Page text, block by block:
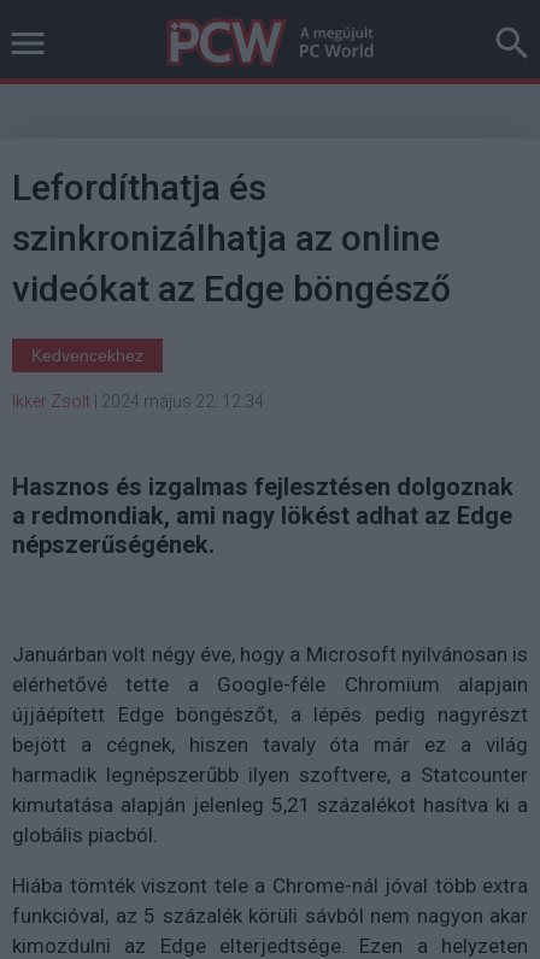
Lefordíthatja és
szinkronizálhatja az online
videókat az Edge böngésző
Kedvencekhez
Ikker Zsolt 2024 május 22. 12:34
Hasznos és izgalmas fejlesztésen dolgoznak
a redmondiak, ami nagy lökést adhat az Edge
népszerűségének.
Januárban volt négy éve, hogy a Microsoft nyilvánosan is
elérhetővé tette a Google-féle Chromium alapjain
újjáépített Edge böngészőt, a lépés pedig nagyrészt
bejött a cégnek, hiszen tavaly óta már ez a világ
harmadik legnépszerűbb ilyen szoftvere, a Statcounter
kimutatása alapján jelenleg 5,21 százalékot hasítva ki a
globális piacból.
Hiába tömték viszont tele a Chrome-nál jóval több extra
funkcióval, az 5 százalék körüli sávból nem nagyon akar
kimozdulni az Edge elterjedtsége. Ezen a helyzeten